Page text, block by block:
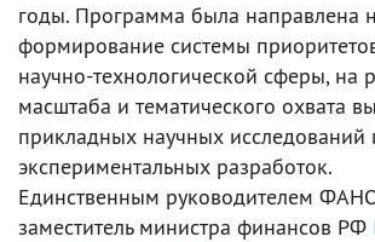
годы. Программа была направлена
формирование системы
научно-технологической сферы, на
масштаба и тематического охвата
прикладных научных исследований
экспериментальных разработок.
Единственным руководителем
заместитель министра финансов РФ